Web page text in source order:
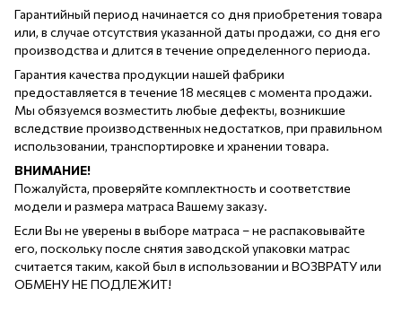
Гарантийный период начинается со дня приобретения товара
или, в случае отсутствия указанной даты продажи, со дня его
производства и длится в течение определенного периода.
Гарантия качества продукции нашей фабрики
предоставляется в течение 18 месяцев с момента продажи.
Мы обязуемся возместить любые дефекты, возникшие
вследствие производственных недостатков, при правильном
использовании, транспортировке и хранении товара.
ВНИМАНИЕ!
Пожалуйста, проверяйте комплектность и соответствие
модели и размера матраса Вашему заказу.
Если Вы не уверены в выборе матраса – не распаковывайте
его, поскольку после снятия заводской упаковки матрас
считается таким, какой был в использовании и ВОЗВРАТУ или
ОБМЕНУ НЕ ПОДЛЕЖИТ!